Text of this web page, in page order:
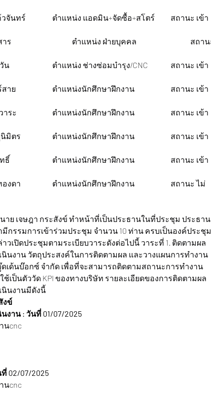
โตร์ 	สถานะ เข้า
สถานะ
ะ เข้า
ถานะ เข้า
สถานะ เข้า
สถานะ เข้า
ะ เข้า
สถานะ ไม่
าย เจษฎา กระสังข์ ทำหน้าที่เป็นประธานในที่ประชุม ประธาน
กรรมการเข้าร่วมประชุม จำนวน 10 ท่าน ครบเป็นองค์ประชุม
วเปิดประชุมตามระเบียบวาระดังต่อไปนี้ วาระที่ 1. ติดตามผล
นินงาน วัตถุประสงค์ในการติดตามผล และวางแผนการทำงาน
ดเด้นบ๊อกซ์ จำกัด เพื่อที่จะสามารถติดตามสถานะการทำงาน
เป็นตัววัด KPI ของทางบริษัท รายละเอียดของการติดตามผล
นินงานมีดังนี้
งข์
งาน : วันที่ 01/07/2025
นcnc
02/07/2025
นcnc